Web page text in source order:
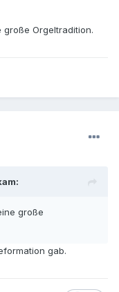
große Orgeltradition.
große
gab.